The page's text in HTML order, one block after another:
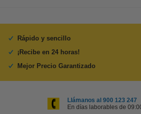
Rápido y sencillo
¡Recibe en 24 horas!
Mejor Precio Garantizado
Llámanos al 900 123 247
En días laborables de